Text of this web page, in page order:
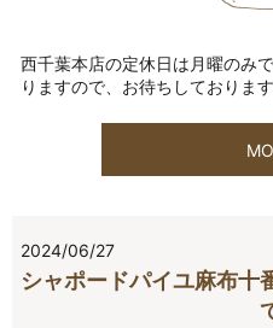
西千葉本店の定休日は月曜のみ
りますので、お待ちしております
2024/06/27
シャポードパイユ麻布十